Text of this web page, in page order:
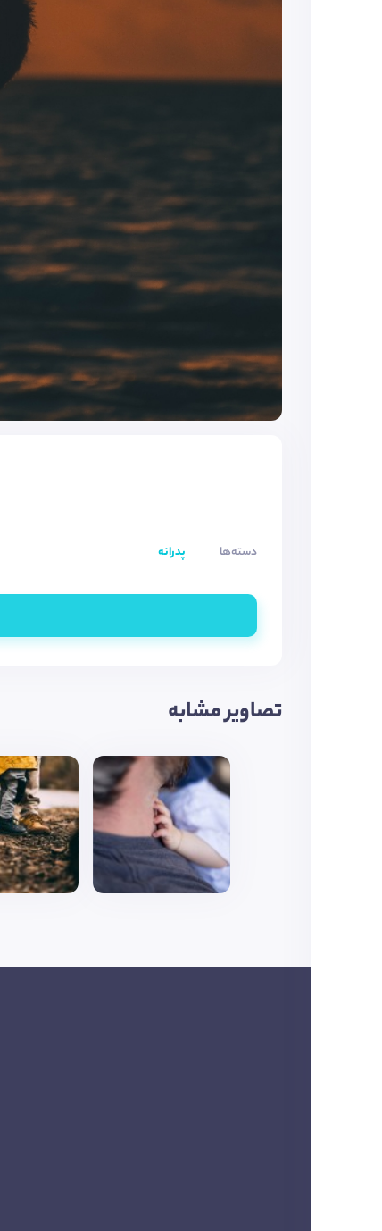
دسته‌ها پدرانه
تصاویر مشابه